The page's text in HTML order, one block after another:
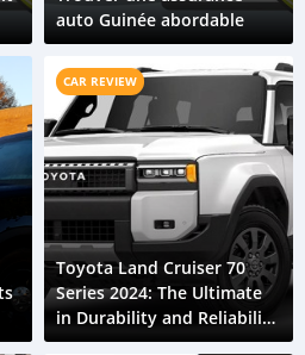
auto Guinée abordable
CAR REVIEW
Toyota Land Cruiser 70
Series 2024: The Ultimate
in Durability and Reliability
for Papua New Guinea